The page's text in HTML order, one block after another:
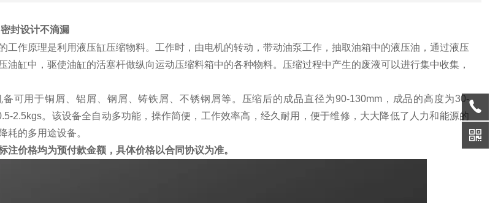
封设计不滴漏
工作原理是利用液压缸压缩物料。工作时，由电机的转动，带动油泵工作，抽取油箱中的液压油，通过液压
油缸中，驱使油缸的活塞杆做纵向运动压缩料箱中的各种物料。压缩过程中产生的废液可以进行集中收集，
可用于铜屑、铝屑、钢屑、铸铁屑、不锈钢屑等。压缩后的成品直径为90-130mm，成品的高度为30-
2.5kgs。该设备全自动多功能，操作简便，工作效率高，经久耐用，便于维修，大大降低了人力和能源的
耗的多用途设备。
注价格均为预付款金额，具体价格以合同协议为准。